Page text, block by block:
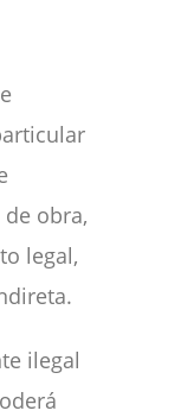
obra,
legal,
ilegal